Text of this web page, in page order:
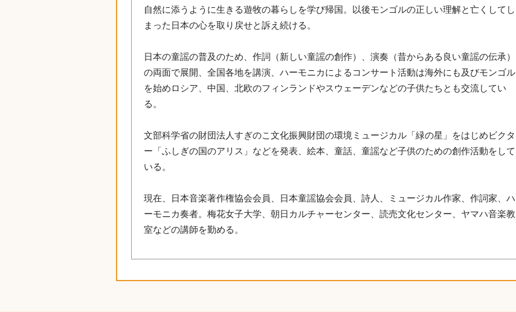
自然に添うように生きる遊牧の暮らしを学び帰国。以後モンゴルの正しい理解と亡くしてし
まった日本の心を取り戻せと訴え続ける。
日本の童謡の普及のため、作詞（新しい童謡の創作）、演奏（昔からある良い童謡の伝承）
の両面で展開、全国各地を講演、ハーモニカによるコンサート活動は海外にも及びモンゴル
を始めロシア、中国、北欧のフィンランドやスウェーデンなどの子供たちとも交流してい
る。
文部科学省の財団法人すぎのこ文化振興財団の環境ミュージカル「緑の星」をはじめビクタ
ー「ふしぎの国のアリス」などを発表、絵本、童話、童謡など子供のための創作活動をして
いる。
現在、日本音楽著作権協会会員、日本童謡協会会員、詩人、ミュージカル作家、作詞家、ハ
ーモニカ奏者。梅花女子大学、朝日カルチャーセンター、読売文化センター、ヤマハ音楽教
室などの講師を勤める。